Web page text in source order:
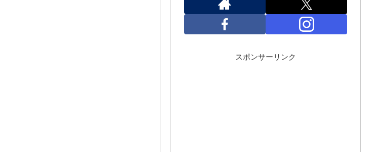
スポンサーリンク